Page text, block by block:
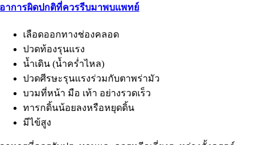
อาการผิดปกติที่ควรรีบมาพบแพทย์
เลือดออกทางช่องคลอด
ปวดท้องรุนแรง
น้ำเดิน (น้ำคร่ำไหล)
ปวดศีรษะรุนแรงร่วมกับตาพร่ามัว
บวมที่หน้า มือ เท้า อย่างรวดเร็ว
ทารกดิ้นน้อยลงหรือหยุดดิ้น
มีไข้สูง